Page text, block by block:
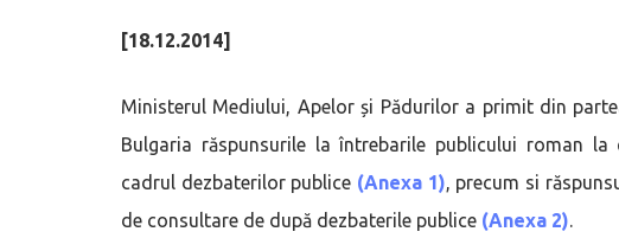
[18.12.2014]
Ministerul Mediului, Apelor și Pădurilor a primit din
Bulgaria răspunsurile la întrebarile publicului roman
cadrul dezbaterilor publice (Anexa 1), precum si
de consultare de după dezbaterile publice (Anexa 2).